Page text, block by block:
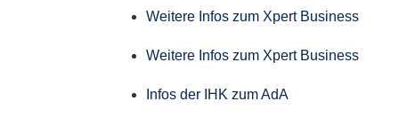
Weitere Infos zum Xpert Business
Weitere Infos zum Xpert Business
Infos der IHK zum AdA